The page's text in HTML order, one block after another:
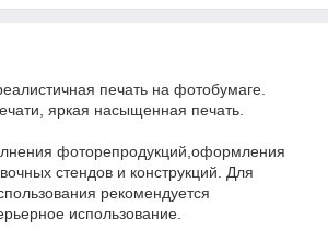
печать на фотобумаге.
яркая насыщенная печать.
фоторепродукций,оформления
стендов и конструкций. Для
рекомендуется
использование.